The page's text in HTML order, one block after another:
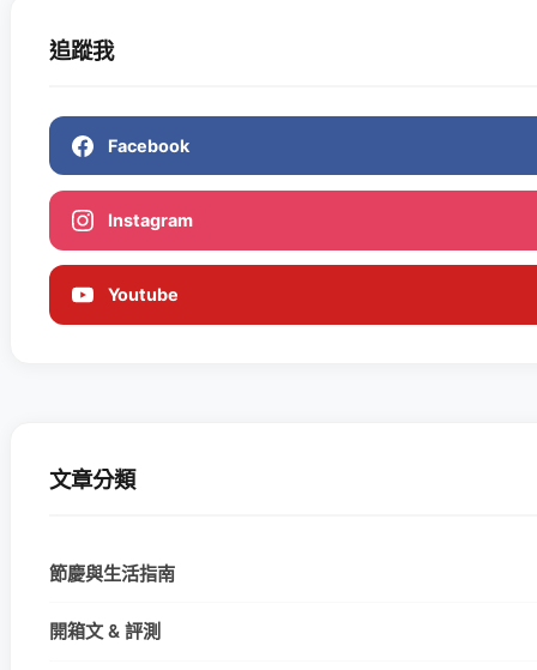
追蹤我
Facebook
Instagram
Youtube
文章分類
節慶與生活指南
開箱文 & 評測